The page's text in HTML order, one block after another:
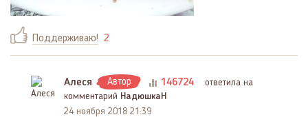
Поддерживаю! 2
Алеся Автор 146724
ответила на
комментарий НадюшкаН
24 ноября 2018 21:39